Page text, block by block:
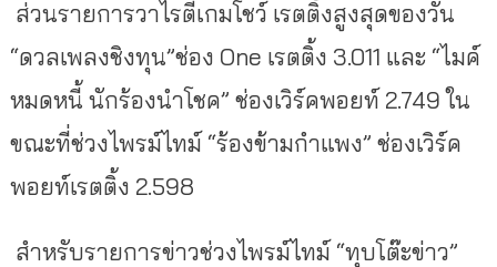
ส่วนรายการวาไรตี้เกมโชว์ เรตติ้งสูงสุดของวัน
“ดวลเพลงชิงทุน”ช่อง One เรตติ้ง 3.011 และ “ไมค์
หมดหนี้ นักร้องนำโชค” ช่องเวิร์คพอยท์ 2.749 ใน
ขณะที่ช่วงไพรม์ไทม์ “ร้องข้ามกำแพง” ช่องเวิร์ค
พอยท์เรตติ้ง 2.598
สำหรับรายการข่าวช่วงไพรม์ไทม์ “ทุบโต๊ะข่าว”